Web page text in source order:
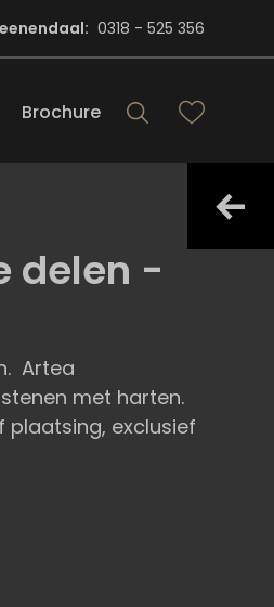
Brochure
0318 - 525 356
delen -
Artea
met harten.
plaatsing, exclusief